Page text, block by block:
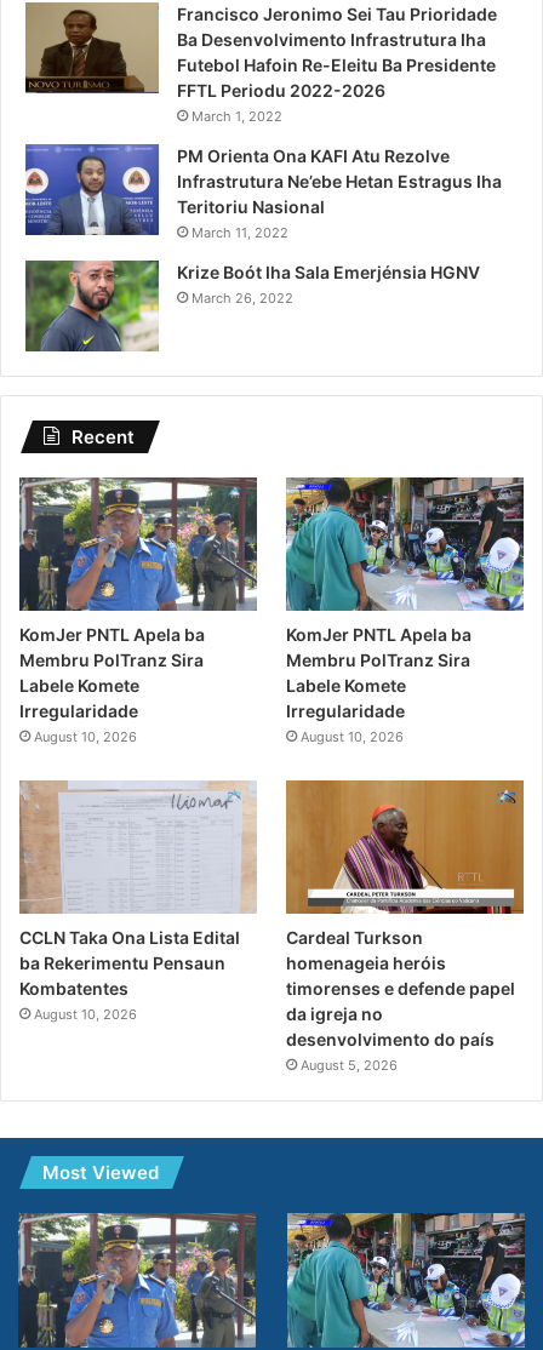
Francisco Jeronimo Sei Tau Prioridade
Ba Desenvolvimento Infrastrutura Iha
Futebol Hafoin Re-Eleitu Ba Presidente
FFTL Periodu 2022-2026
March 1, 2022
PM Orienta Ona KAFI Atu Rezolve
Infrastrutura Ne’ebe Hetan Estragus Iha
Teritoriu Nasional
March 11, 2022
Krize Boót Iha Sala Emerjénsia HGNV
March 26, 2022
Recent
KomJer PNTL Apela ba
Membru PolTranz Sira
Labele Komete
Irregularidade
August 10, 2026
KomJer PNTL Apela ba
Membru PolTranz Sira
Labele Komete
Irregularidade
August 10, 2026
CCLN Taka Ona Lista Edital
ba Rekerimentu Pensaun
Kombatentes
August 10, 2026
Cardeal Turkson
homenageia heróis
timorenses e defende papel
da igreja no
desenvolvimento do país
August 5, 2026
Most Viewed